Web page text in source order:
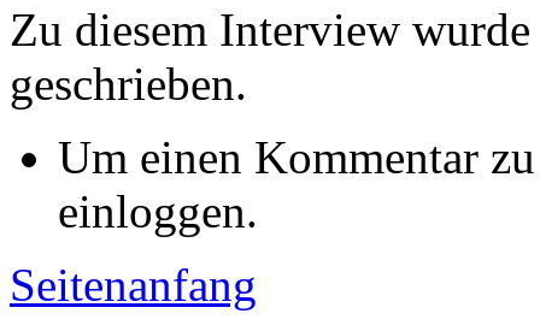
Zu diesem Interview
geschrieben.
Um einen Kommentar
einloggen.
Seitenanfang